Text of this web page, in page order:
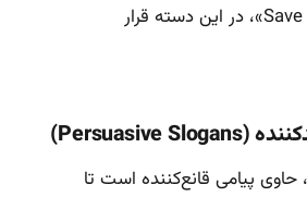
پیامی قانع‌کننده است تا